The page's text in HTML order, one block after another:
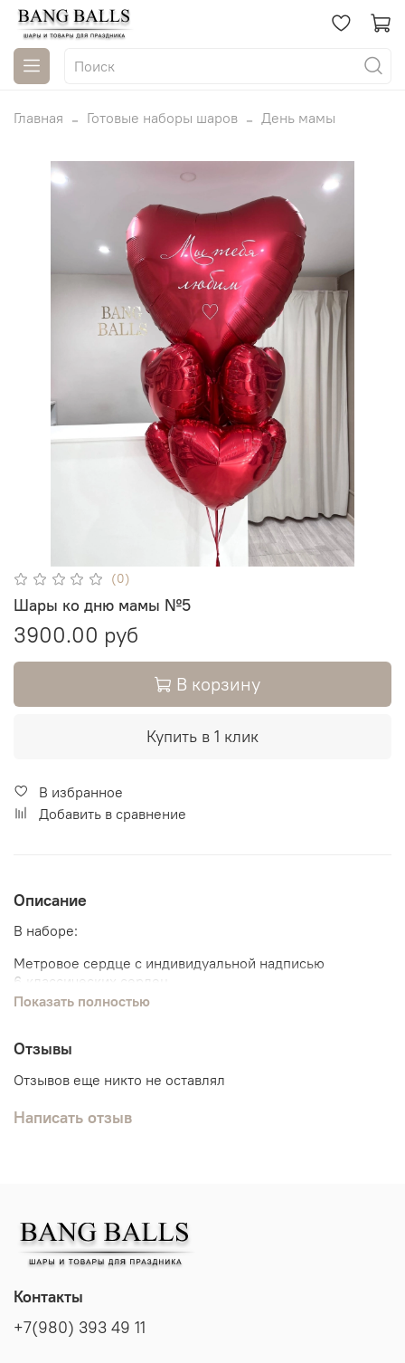
Главная Готовые наборы шаров День мамы
(0)
Шары ко дню мамы №5
3900.00 руб
В корзину
Купить в 1 клик
В избранное
Добавить в сравнение
Описание
В наборе:
Метровое сердце с индивидуальной надписью
6 классических сердец
Показать полностью
Отзывы
Отзывов еще никто не оставлял
Написать отзыв
Контакты
+7(980) 393 49 11